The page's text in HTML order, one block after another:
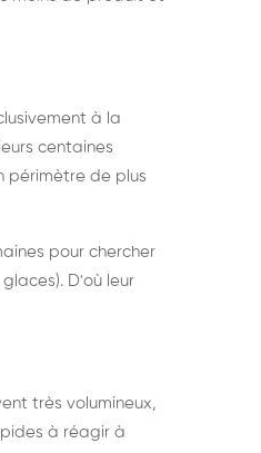
à la
centaines
périmètre de plus
pour chercher
D'où leur
très volumineux,
à réagir à